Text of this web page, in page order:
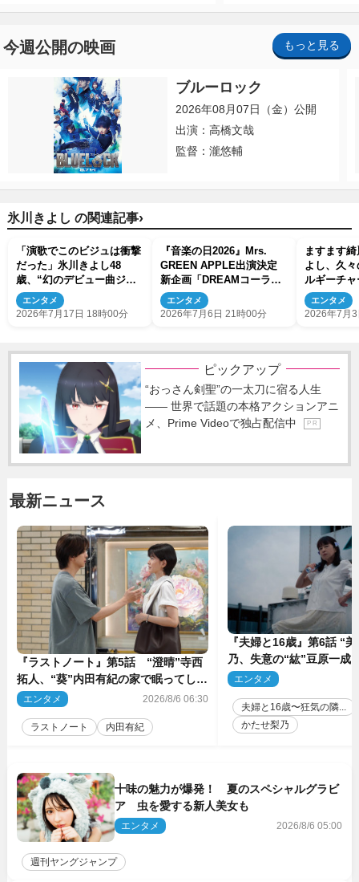
今週公開の映画 もっと見る
ブルーロック
2026年08月07日（金）公開
出演：高橋文哉
監督：瀧悠輔
氷川きよし の関連記事›
「演歌でこのビジュは衝撃
だった」氷川きよし48
歳、“幻のデビュー曲ジャ
ケ写”に反響
エンタメ
2026年7月17日 18時00分
『音楽の日2026』Mrs.
GREEN APPLE出演決定
新企画「DREAMコーラ
ス」も開催へ
エンタメ
2026年7月6日 21時00分
ますます
よし、久
ルギーチ
日々悩み
だよな」
エンタメ
2026年7月
ピックアップ
“おっさん剣聖”の一太刀に宿る人生
―― 世界で話題の本格アクションアニ
メ、Prime Videoで独占配信中
P R
最新ニュース
『ラストノート』第5話 “澄晴”寺西
拓人、“葵”内田有紀の家で眠ってしま
うエンタメ 2026/8/6 06:30
ラストノート 内田有紀
『夫婦と16歳』第6話 “
乃、失意の“紘”豆原一成
プレゼント
エンタメ
夫婦と16歳〜狂気の隣...
かたせ梨乃
十味の魅力が爆発！ 夏のスペシャルグラビ
ア 虫を愛する新人美女も
エンタメ 2026/8/6 05:00
週刊ヤングジャンプ